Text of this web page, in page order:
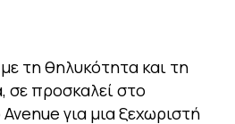
τη θηλυκότητα και τη
σε προσκαλεί στο
για μια ξεχωριστή